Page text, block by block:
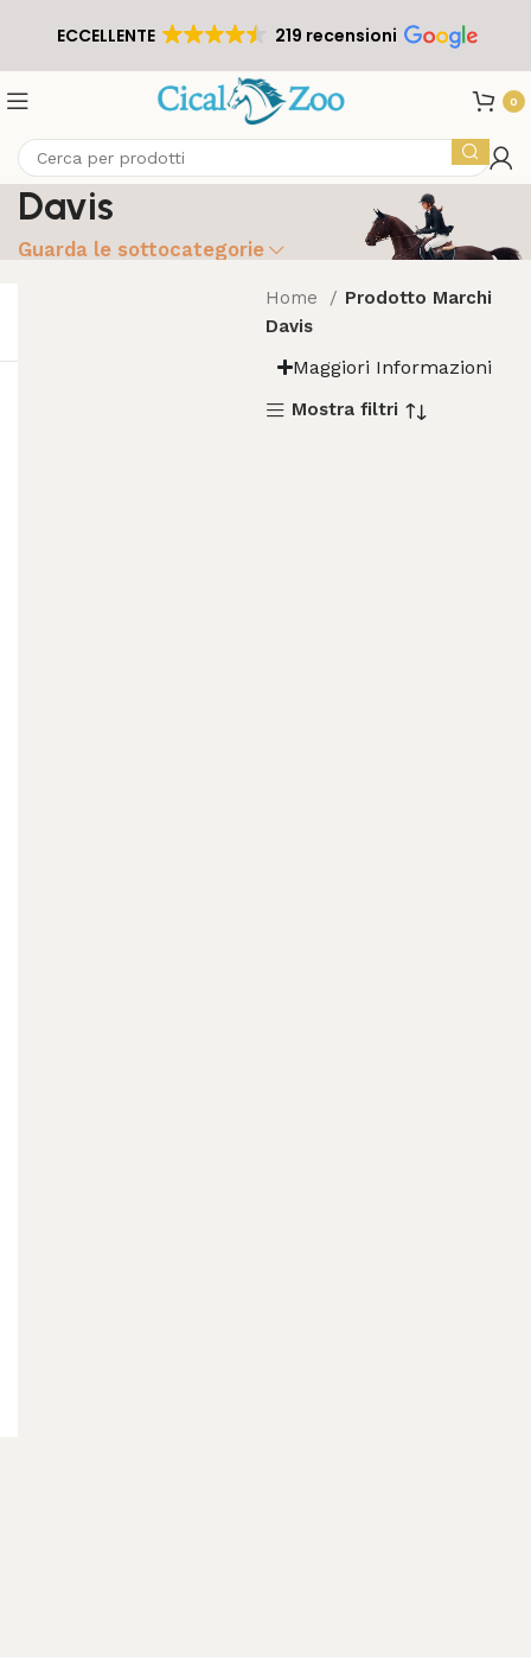
ECCELLENTE 219 recensioni
0
Davis
Guarda le sottocategorie
Home
Prodotto Marchi
Davis
Maggiori Informazioni
Mostra filtri